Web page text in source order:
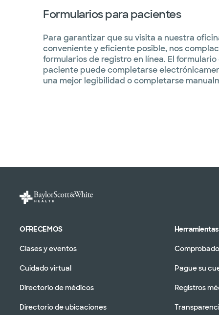
Formularios para pacientes
Para garantizar que su visita a nuestra
conveniente y eficiente posible, nos
formularios de registro en línea. El formulario
paciente puede completarse
una mejor legibilidad o completarse
OFRECEMOS
Clases y eventos
Cuidado virtual
Directorio de médicos
Directorio de ubicaciones
Pague su
Registros